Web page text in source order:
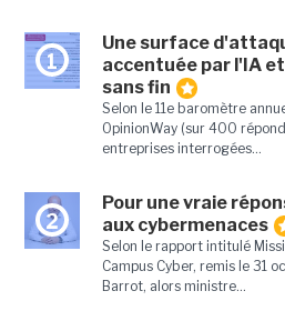
1
Une surface
accentuée par l'IA
sans fin
Selon le 11e baromètre
OpinionWay (sur 400
entreprises interrogées...
2
Pour une vraie
aux cybermenaces
Selon le rapport intitulé
Campus Cyber, remis le 31
Barrot, alors ministre...